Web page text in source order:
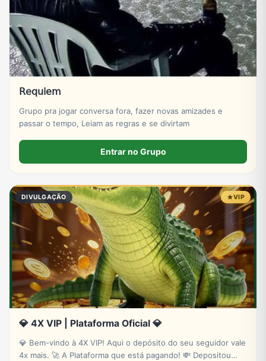
𝖱𝖾𝗊𝗎𝗂𝖾𝗆
Grupo pra jogar conversa fora, fazer novas amizades e
passar o tempo, Leiam as regras e se divirtam
Entrar no Grupo
DIVULGAÇÃO VIP
💎 4X VIP | Plataforma Oficial 💎
💎 Bem-vindo à 4X VIP! Aqui o depósito do seu seguidor vale
4x mais. 🚀 A Plataforma que está pagando! 💸 Depositou